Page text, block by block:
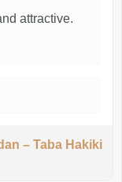
attractive.
– Taba Hakiki